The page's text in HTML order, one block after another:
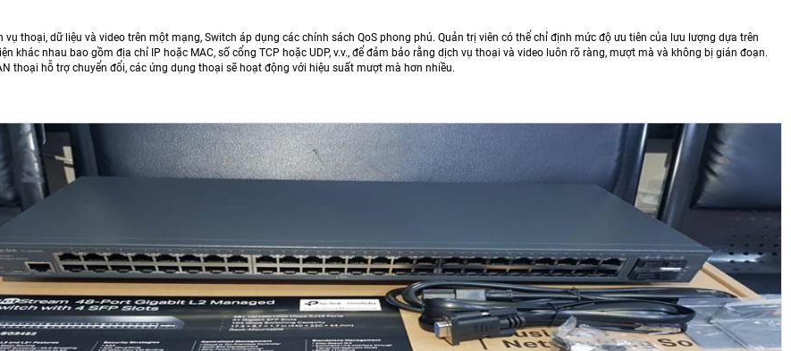
vụ thoại, dữ liệu và video trên một mạng, Switch áp dụng các chính sách QoS phong phú. Quản trị viên có thể chỉ định mức độ ưu tiên của lưu lượng dựa trên
khác nhau bao gồm địa chỉ IP hoặc MAC, số cổng TCP hoặc UDP, v.v., để đảm bảo rằng dịch vụ thoại và video luôn rõ ràng, mượt mà và không bị gián đoạn.
thoại hỗ trợ chuyển đổi, các ứng dụng thoại sẽ hoạt động với hiệu suất mượt mà hơn nhiều.